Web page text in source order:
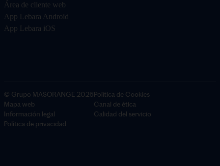
Área de cliente web
App Lebara Android
App Lebara iOS
© Grupo MASORANGE 2026
Mapa web
Información legal
Política de privacidad
Política de Cookies
Canal de ética
Calidad del servicio